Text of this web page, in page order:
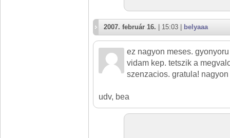
2007. február 16. | 15:03 | belyaaa
ez nagyon meses.
vidam kep. tetszik a
szenzacios. gratula!
udv, bea